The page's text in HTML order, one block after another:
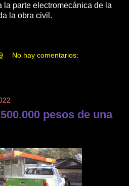
la parte electromecánica de la
la obra civil.
No hay comentarios:
pesos de una